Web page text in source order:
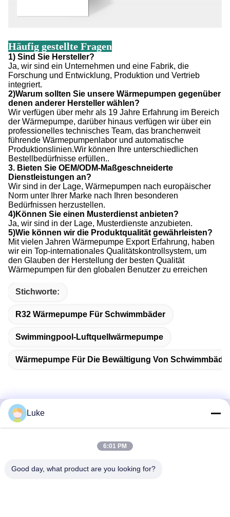
Häufig gestellte Fragen
1) Sind Sie Hersteller?
Ja, wir sind ein Unternehmen und eine Fabrik, die
Forschung und Entwicklung, Produktion und Vertrieb
integriert.
2)Warum sollten Sie unsere Wärmepumpen gegenüber
denen anderer Hersteller wählen?
Wir verfügen über mehr als 19 Jahre Erfahrung im Bereich
der Wärmepumpe, darüber hinaus verfügen wir über ein
professionelles technisches Team, das branchenweit
führende Wärmepumpenlabor und automatische
Produktionslinien.Wir können Ihre unterschiedlichen
Bestellbedürfnisse erfüllen..
3. Bieten Sie OEM/ODM-Maßgeschneiderte
Dienstleistungen an?
Wir sind in der Lage, Wärmepumpen nach europäischer
Norm unter Ihrer Marke nach Ihren besonderen
Bedürfnissen herzustellen.
4)Können Sie einen Musterdienst anbieten?
Ja, wir sind in der Lage, Musterdienste anzubieten.
5)Wie können wir die Produktqualität gewährleisten?
Mit vielen Jahren Wärmepumpe Export Erfahrung, haben
wir ein Top-internationales Qualitätskontrollsystem, um
den Glauben der Herstellung der besten Qualität
Wärmepumpen für den globalen Benutzer zu erreichen
Stichworte:
R32 Wärmepumpe Für Schwimmbäder
Swimmingpool-Luftquellwärmepumpe
Wärmepumpe Für Die Bewältigung Von
Schnelle Kontaktaufnahme
Park, Shunde District, Foshan 528000, Provinz Guangdong,
Luke
6:01 PM
Good day, what product are you looking for?